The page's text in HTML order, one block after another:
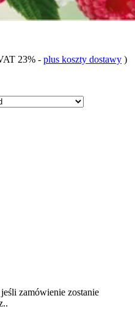
23% - plus koszty dostawy )
jeśli zamówienie zostanie
.